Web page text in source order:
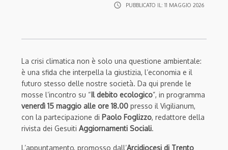
access_time PUBBLICATO IL: 11 MAGGIO 2026
La crisi climatica non è solo una questione ambientale:
è una sfida che interpella la giustizia, l’economia e il
futuro stesso delle nostre società. Da qui prende le
mosse l’incontro su “Il debito ecologico”, in programma
venerdì 15 maggio alle ore 18.00 presso il Vigilianum,
con la partecipazione di Paolo Foglizzo, redattore della
rivista dei Gesuiti Aggiornamenti Sociali.
L’appuntamento, promosso dall’Arcidiocesi di Trento